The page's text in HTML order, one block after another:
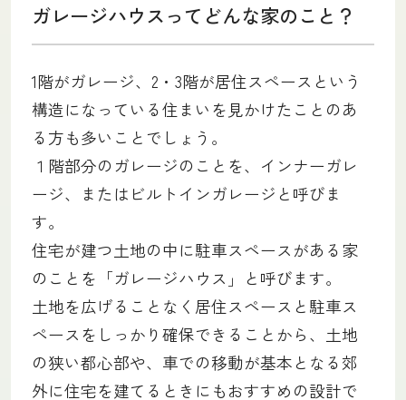
ガレージハウスってどんな家のこと？
1階がガレージ、2・3階が居住スペースという
構造になっている住まいを見かけたことのあ
る方も多いことでしょう。
１階部分のガレージのことを、インナーガレ
ージ、またはビルトインガレージと呼びま
す。
住宅が建つ土地の中に駐車スペースがある家
のことを「ガレージハウス」と呼びます。
土地を広げることなく居住スペースと駐車ス
ペースをしっかり確保できることから、土地
の狭い都心部や、車での移動が基本となる郊
外に住宅を建てるときにもおすすめの設計で